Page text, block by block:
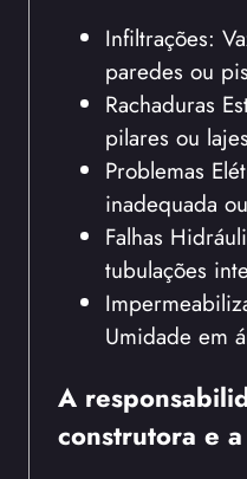
Infiltrações:
paredes ou
Rachaduras
pilares ou lajes
Problemas
inadequada
Falhas
tubulações
Umidade em
A
construtora e